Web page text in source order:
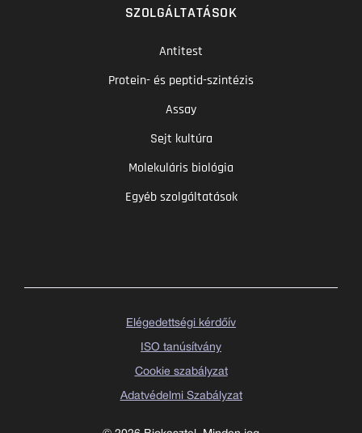
SZOLGÁLTATÁSOK
Antitest
Protein- és peptid-szintézis
Assay
Sejt kultúra
Molekuláris biológia
Egyéb szolgáltatások
Elégedettségi kérdőív
ISO tanúsítvány
Cookie szabályzat
Adatvédelmi Szabályzat